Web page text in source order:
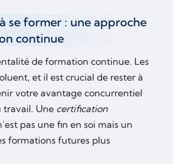
se former : une approche
continue
de formation continue. Les
et il est crucial de rester à
votre avantage concurrentiel
travail. Une certification
pas une fin en soi mais un
formations futures plus